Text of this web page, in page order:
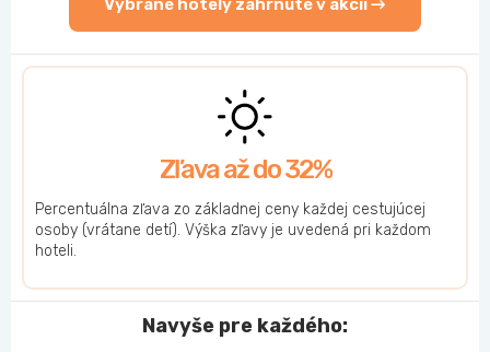
Vybrané hotely zahrnuté v akcii →
Zľava až do 32%
Percentuálna zľava zo základnej ceny každej cestujúcej
osoby (vrátane detí). Výška zľavy je uvedená pri každom
hoteli.
Navyše pre každého: